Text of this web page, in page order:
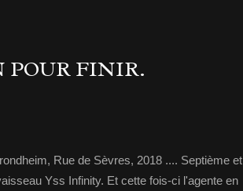
FINIR.
Rue de Sèvres, 2018 .... Septième et
Yss Infinity. Et cette fois-ci l'agente en